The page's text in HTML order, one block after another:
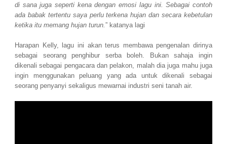
di sana juga seperti kena dengan emosi lagu ini. Sebagai contoh
ada babak tertentu saya perlu terkena hujan dan secara kebetulan
ketika itu memang hujan turun. ” katanya lagi
Harapan Kelly, lagu ini akan terus membawa pengenalan dirinya
sebagai seorang penghibur serba boleh. Bukan sahaja ingin
dikenali sebagai pengacara dan pelakon, malah dia juga mahu juga
ingin menggunakan peluang yang ada untuk dikenali sebagai
seorang penyanyi sekaligus mewarnai industri seni tanah air.